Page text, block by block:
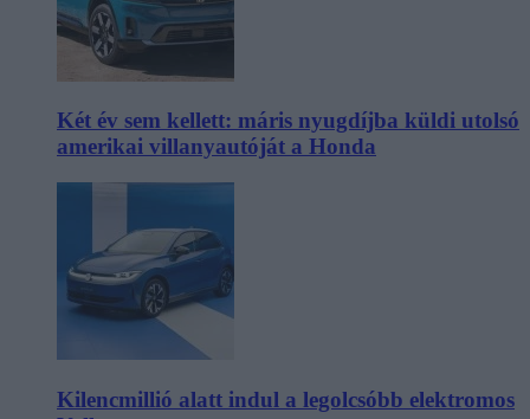
Két év sem kellett: máris nyugdíjba küldi utolsó
amerikai villanyautóját a Honda
Kilencmillió alatt indul a legolcsóbb elektromos